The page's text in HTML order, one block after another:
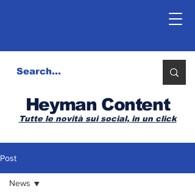
Heyman Content
Tutte le novità sui social, in un click
Post
News